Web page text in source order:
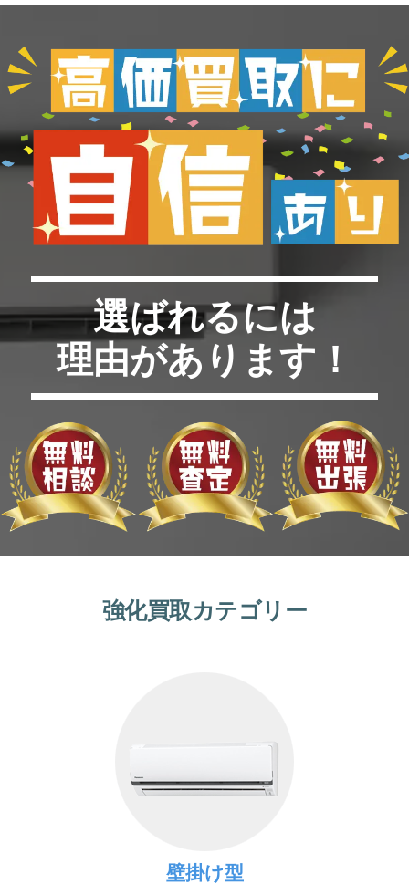
選ばれるには
理由があります！
強化買取カテゴリー
壁掛け型